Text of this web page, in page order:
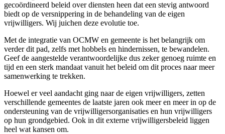
gecoördineerd beleid over diensten heen dat een stevig antwoord
biedt op de versnippering in de behandeling van de eigen
vrijwilligers. Wij juichen deze evolutie toe.
Met de integratie van OCMW en gemeente is het belangrijk om
verder dit pad, zelfs met hobbels en hindernissen, te bewandelen.
Geef de aangestelde verantwoordelijke dus zeker genoeg ruimte en
tijd en een sterk mandaat vanuit het beleid om dit proces naar meer
samenwerking te trekken.
Hoewel er veel aandacht ging naar de eigen vrijwilligers, zetten
verschillende gemeentes de laatste jaren ook meer en meer in op de
ondersteuning van de vrijwilligersorganisaties en hun vrijwilligers
op hun grondgebied. Ook in dit externe vrijwilligersbeleid liggen
heel wat kansen om.